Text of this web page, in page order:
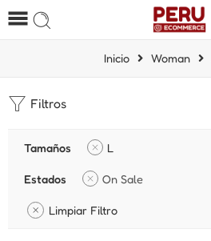
Inicio Woman
Filtros
Tamaños L
Estados On Sale
Limpiar Filtro